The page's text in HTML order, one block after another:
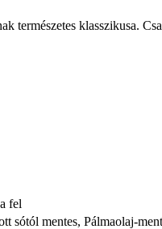
természetes klasszikusa.
fel
sótól mentes, Pálmaolaj-